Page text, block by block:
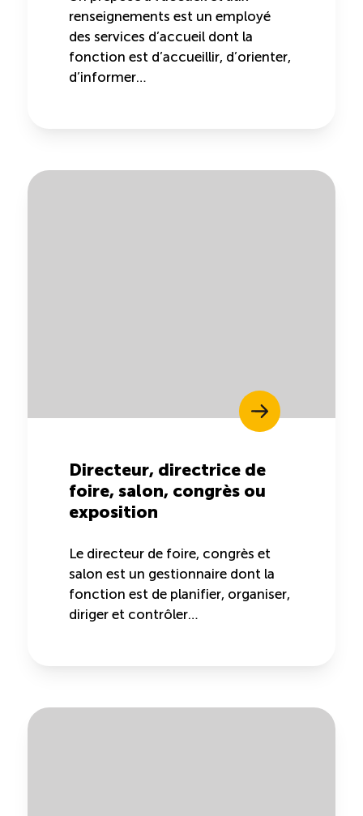
renseignements est un employé
des services d’accueil dont la
fonction est d’accueillir, d’orienter,
d’informer…
Directeur, directrice de
foire, salon, congrès ou
exposition
Le directeur de foire, congrès et
salon est un gestionnaire dont la
fonction est de planifier, organiser,
diriger et contrôler…